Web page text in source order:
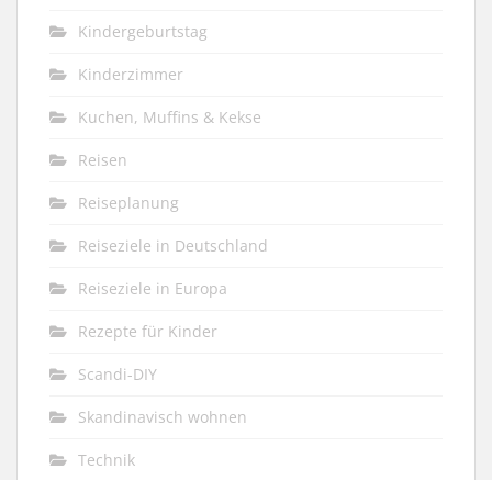
Kindergeburtstag
Kinderzimmer
Kuchen, Muffins & Kekse
Reisen
Reiseplanung
Reiseziele in Deutschland
Reiseziele in Europa
Rezepte für Kinder
Scandi-DIY
Skandinavisch wohnen
Technik